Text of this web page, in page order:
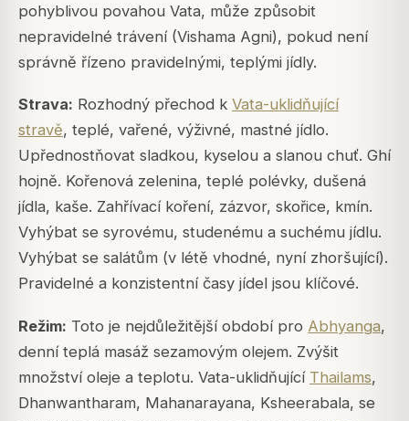
pohyblivou povahou Vata, může způsobit
nepravidelné trávení (Vishama Agni), pokud není
správně řízeno pravidelnými, teplými jídly.
Strava: Rozhodný přechod k Vata-uklidňující
stravě, teplé, vařené, výživné, mastné jídlo.
Upřednostňovat sladkou, kyselou a slanou chuť. Ghí
hojně. Kořenová zelenina, teplé polévky, dušená
jídla, kaše. Zahřívací koření, zázvor, skořice, kmín.
Vyhýbat se syrovému, studenému a suchému jídlu.
Vyhýbat se salátům (v létě vhodné, nyní zhoršující).
Pravidelné a konzistentní časy jídel jsou klíčové.
Režim: Toto je nejdůležitější období pro Abhyanga,
denní teplá masáž sezamovým olejem. Zvýšit
množství oleje a teplotu. Vata-uklidňující Thailams,
Dhanwantharam, Mahanarayana, Ksheerabala, se